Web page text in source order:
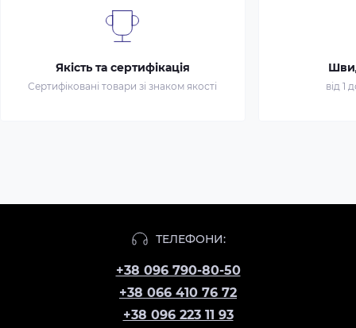
Якість та сертифікація
Сертифіковані товари зі знаком якості від 1
ТЕЛЕФОНИ:
+38 096 790-80-50
+38 066 410 76 72
+38 096 223 11 93